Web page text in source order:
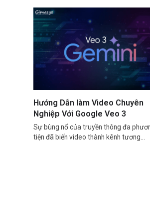
Hướng Dẫn làm Video Chuyên
Nghiệp Với Google Veo 3
Sự bùng nổ của truyền thông đa
tiện đã biến video thành kênh tương…